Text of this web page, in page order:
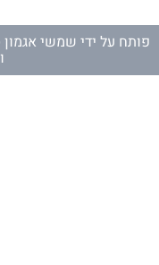
פותח על ידי שמשי אגמון